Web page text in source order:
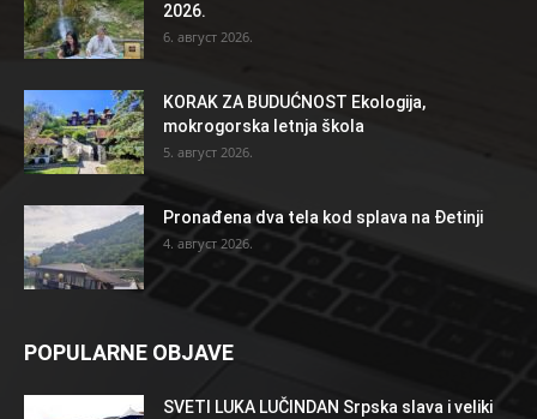
2026.
6. август 2026.
KORAK ZA BUDUĆNOST Ekologija,
mokrogorska letnja škola
5. август 2026.
Pronađena dva tela kod splava na Đetinji
4. август 2026.
POPULARNE OBJAVE
SVETI LUKA LUČINDAN Srpska slava i veliki